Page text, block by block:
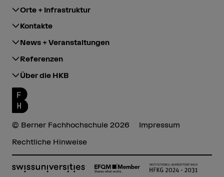
Orte + Infrastruktur
Kontakte
News + Veranstaltungen
Referenzen
Über die HKB
© Berner Fachhochschule 2026
Impressum
Rechtliche Hinweise